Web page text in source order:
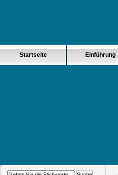
Startseite Einführung